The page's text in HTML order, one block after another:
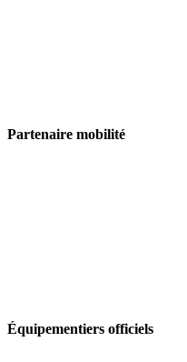
Partenaire mobilité
Équipementiers officiels